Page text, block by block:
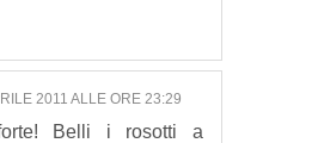
2011 ALLE ORE 23:29
Belli i rosotti a